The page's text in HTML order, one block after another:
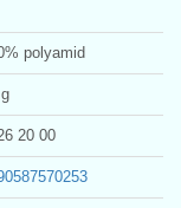
polyamid
20 00